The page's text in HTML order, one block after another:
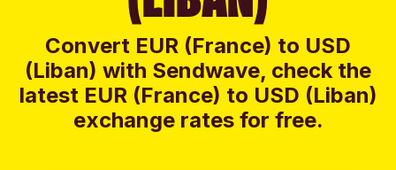
Convert EUR (France) to USD
(Liban) with Sendwave, check the
latest EUR (France) to USD (Liban)
exchange rates for free.